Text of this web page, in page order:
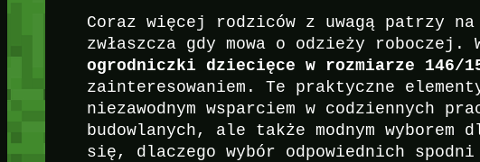
Coraz więcej rodziców z uwagą patrzy
zwłaszcza gdy mowa o odzieży roboczej.
ogrodniczki dziecięce w rozmiarze 146/
zainteresowaniem. Te praktyczne
niezawodnym wsparciem w codziennych
budowlanych, ale także modnym wyborem
się, dlaczego wybór odpowiednich